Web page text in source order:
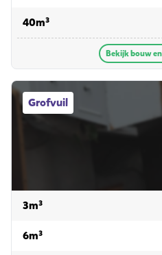
40m³voor bouw en sloopafval
Bekijk bouw
Grofvuil
Grofvuil afvalcontainers
3m³voor grofvuil
6m³voor grofvuil